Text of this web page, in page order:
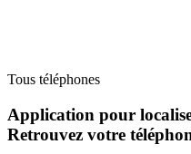
Tous téléphones
Application pour
Retrouvez votre